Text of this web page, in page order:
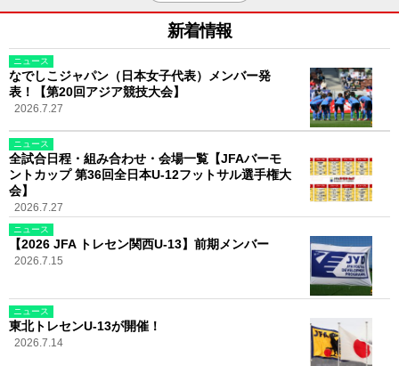
新着情報
ニュース
なでしこジャパン（日本女子代表）メンバー発
表！【第20回アジア競技大会】
2026.7.27
ニュース
全試合日程・組み合わせ・会場一覧【JFAバーモ
ントカップ 第36回全日本U-12フットサル選手権大
会】
2026.7.27
ニュース
【2026 JFA トレセン関西U-13】前期メンバー
2026.7.15
ニュース
東北トレセンU-13が開催！
2026.7.14